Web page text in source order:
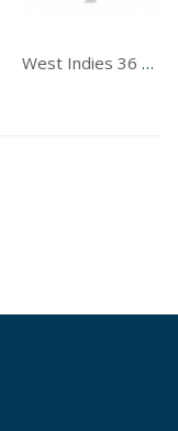
West Indies 36 & 38 Sloop Tentwerk